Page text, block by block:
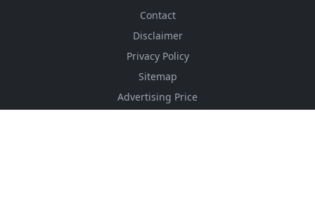
Contact
Disclaimer
Privacy Policy
Sitemap
Advertising Price